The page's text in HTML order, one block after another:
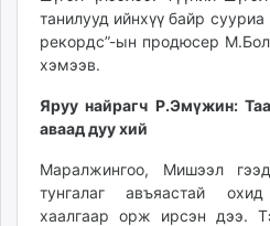
mminfo.mn
ugluu.mn
urlag.mn
unen.mn
asu.mn
shuurhai.mn
unuudur.mn
танилууд ийнхүү байр
рекордс”-ын продюсер
хэмээв.
Яруу найрагч Р.Эмүжин:
аваад дуу хий
Маралжингоо, Мишээл
тунгалаг авъяастай
хаалгаар орж ирсэн дээ.